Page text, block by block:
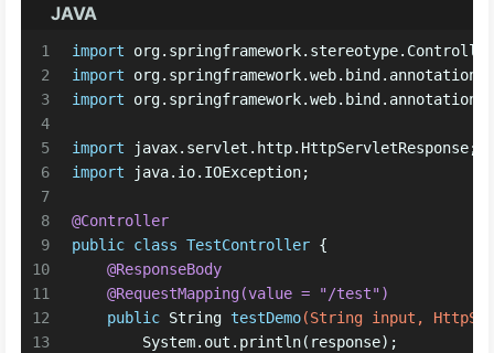
JAVA
1
2
3
4
5
6
7
8
9
10
11
12
13
import
import
import
import javax.servlet.http.HttpServletResponse;
import java.io.IOException;
@Controller
public class TestController {
@ResponseBody
@RequestMapping(value = "/test")
public String testDemo(String input,
        System.out.println(response);